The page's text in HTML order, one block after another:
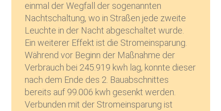
einmal der Wegfall der sogenannten
Nachtschaltung, wo in Straßen jede zweite
Leuchte in der Nacht abgeschaltet wurde.
Ein weiterer Effekt ist die Stromeinsparung.
Während vor Beginn der Maßnahme der
Verbrauch bei 245.919 kwh lag, konnte dieser
nach dem Ende des 2. Bauabschnittes
bereits auf 99.006 kwh gesenkt werden.
Verbunden mit der Stromeinsparung ist